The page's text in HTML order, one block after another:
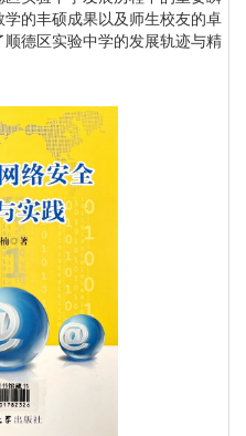
的丰硕成果以及师生校友的卓
德区实验中学的发展轨迹与精